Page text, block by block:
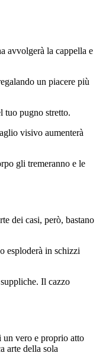
avvolgerà la cappella e
un piacere più
tuo pugno stretto.
visivo aumenterà
gli tremeranno e le
dei casi, però, bastano
esploderà in schizzi
Il cazzo
un vero e proprio atto
arte della sola